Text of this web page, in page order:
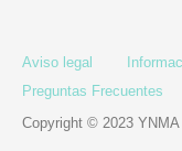
Aviso legal
Preguntas Frecuentes
Copyright © 2023 YNMA